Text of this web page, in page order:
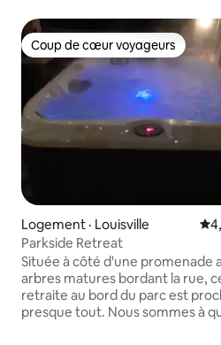
Coup de cœur voyageurs
Coup de cœur voyageurs
Logement · Louisville
Parkside Retreat
Située à côté d'une promenade
arbres matures bordant la rue,
retraite au bord du parc est
presque tout. Nous sommes à quelques